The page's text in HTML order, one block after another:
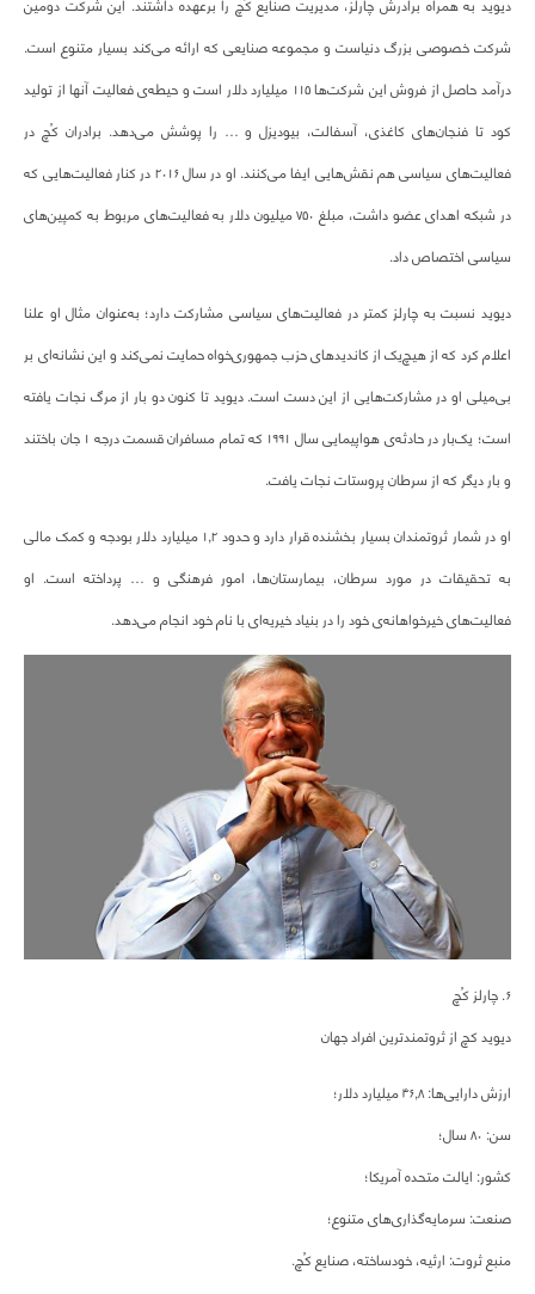
شرکت خصوصی بزرگ دنیاست و مجموعه صنایعی که ارائه می‌کند بسیار متنوع است.
درآمد حاصل از فروش این شرکت‌ها ۱۱۵ میلیارد دلار است و حیطه‌ی فعالیت آنها از تولید
کود تا فنجان‌های کاغذی، آسفالت، بیودیزل و … را پوشش می‌دهد. برادران کُچ در
فعالیت‌های سیاسی هم نقش‌هایی ایفا می‌کنند. او در سال ۲۰۱۶ در کنار فعالیت‌هایی که
در شبکه اهدای عضو داشت، مبلغ ۷۵۰ میلیون دلار به فعالیت‌های مربوط به کمپین‌های
سیاسی اختصاص داد.
دیوید نسبت به چارلز کمتر در فعالیت‌های سیاسی مشارکت دارد؛ به‌عنوان مثال او علنا
اعلام کرد که از هیچ‌یک از کاندیدهای حزب جمهوری‌خواه حمایت نمی‌کند و این نشانه‌ای بر
بی‌میلی او در مشارکت‌هایی از این دست است. دیوید تا کنون دو بار از مرگ نجات یافته
است؛ یک‌بار در حادثه‌ی هواپیمایی سال ۱۹۹۱ که تمام مسافران قسمت درجه ۱ جان باختند
و بار دیگر که از سرطان پروستات نجات یافت.
او در شمار ثروتمندان بسیار بخشنده قرار دارد و حدود ۱,۲ میلیارد دلار بودجه و کمک مالی
به تحقیقات در مورد سرطان، بیمارستان‌ها، امور فرهنگی و … پرداخته است. او
فعالیت‌های خیرخواهانه‌ی خود را در بنیاد خیریه‌ای با نام خود انجام می‌دهد.
۶. چارلز کُچ
دیوید کچ از ثروتمندترین افراد جهان
ارزش دارایی‌ها: ۴۶,۸ میلیارد دلار؛
سن: ۸۰ سال؛
کشور: ایالت متحده آمریکا؛
صنعت: سرمایه‌گذاری‌های متنوع؛
منبع ثروت: ارثیه، خودساخته، صنایع کُچ.